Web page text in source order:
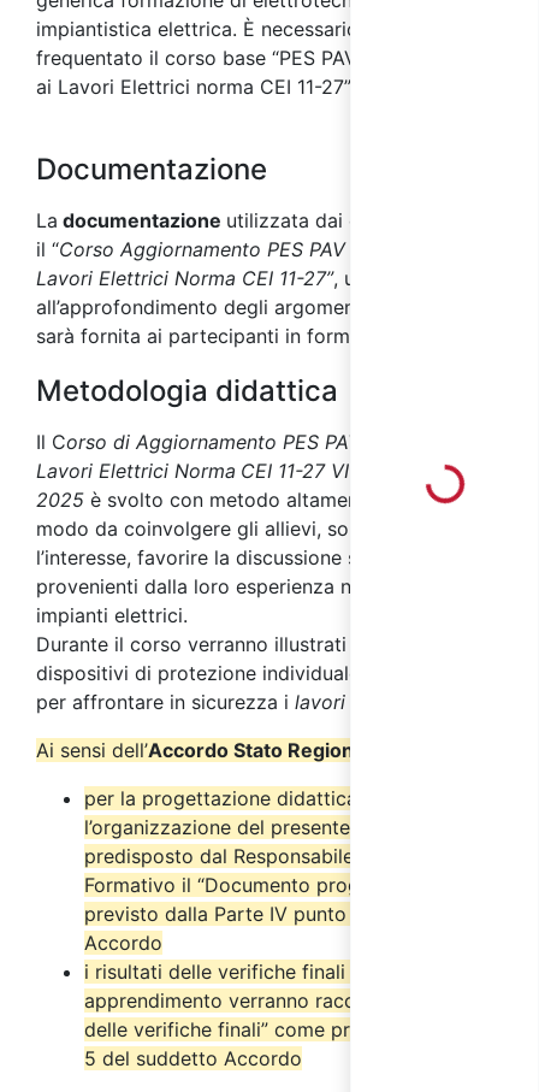
impiantistica elettrica. È necessario aver
frequentato il corso base “PES PAV PEI per Addetti
ai Lavori Elettrici norma CEI 11-27”.
Documentazione
La documentazione utilizzata dai docenti durante
il “Corso Aggiornamento PES PAV PEI Addetti
Lavori Elettrici Norma CEI 11-27”, utile
all’approfondimento degli argomenti affrontati,
sarà fornita ai partecipanti in formato digitale.
Metodologia didattica
Il Corso di Aggiornamento PES PAV PEI Addetti ai
Lavori Elettrici Norma CEI 11-27 VI Edizione
2025 è svolto con metodo altamente interattivo, in
modo da coinvolgere gli allievi, sollecitarne
l’interesse, favorire la discussione su casi pratici
provenienti dalla loro esperienza nell'operare su
impianti elettrici.
Durante il corso verranno illustrati i principali
dispositivi di protezione individuale (DPI) necessari
per affrontare in sicurezza i lavori elettrici
Ai sensi dell’Accordo Stato Regioni del 17/4/2025
per la progettazione didattica e
l’organizzazione del presente corso è stato
predisposto dal Responsabile del Progetto
Formativo il “Documento progettuale” come
previsto dalla Parte IV punto 2.6 del suddetto
Accordo
i risultati delle verifiche finali di
apprendimento verranno raccolti nel “Verbale
delle verifiche finali” come previsto dal punto
5 del suddetto Accordo
Loading...